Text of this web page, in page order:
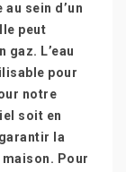
sein d’un
peut
L’eau
pour
notre
soit en
la
Pour